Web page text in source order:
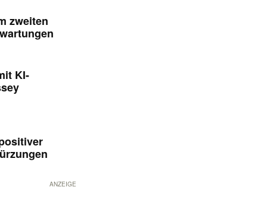
zweiten
KI-
ANZEIGE